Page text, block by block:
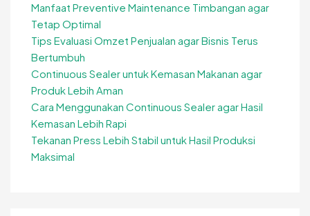
Manfaat Preventive Maintenance Timbangan agar
Tetap Optimal
Tips Evaluasi Omzet Penjualan agar Bisnis Terus
Bertumbuh
Continuous Sealer untuk Kemasan Makanan agar
Produk Lebih Aman
Cara Menggunakan Continuous Sealer agar Hasil
Kemasan Lebih Rapi
Tekanan Press Lebih Stabil untuk Hasil Produksi
Maksimal